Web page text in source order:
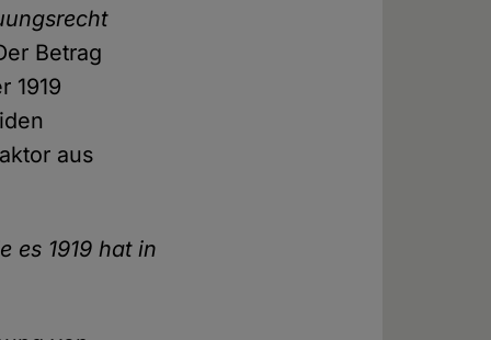
Betrag
1919
aus
es 1919 hat in